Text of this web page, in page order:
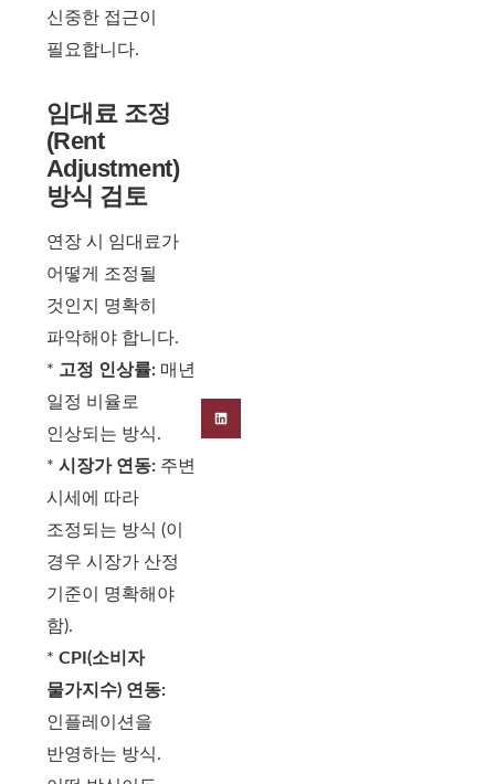
신중한 접근이
필요합니다.
임대료 조정
(Rent
Adjustment)
방식 검토
연장 시 임대료가
어떻게 조정될
것인지 명확히
파악해야 합니다.
* 고정 인상률:매년
일정 비율로
인상되는 방식.
* 시장가 연동:주변
시세에 따라
조정되는 방식 (이
경우 시장가 산정
기준이 명확해야
함).
* CPI(소비자
물가지수) 연동:
인플레이션을
반영하는 방식.